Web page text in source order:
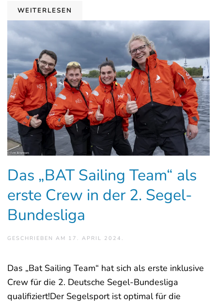
WEITERLESEN
Das „BAT Sailing Team“ als
erste Crew in der 2. Segel-
Bundesliga
GESCHRIEBEN AM 17. APRIL 2024 .
Das „Bat Sailing Team“ hat sich als erste inklusive
Crew für die 2. Deutsche Segel-Bundesliga
qualifiziert!Der Segelsport ist optimal für die